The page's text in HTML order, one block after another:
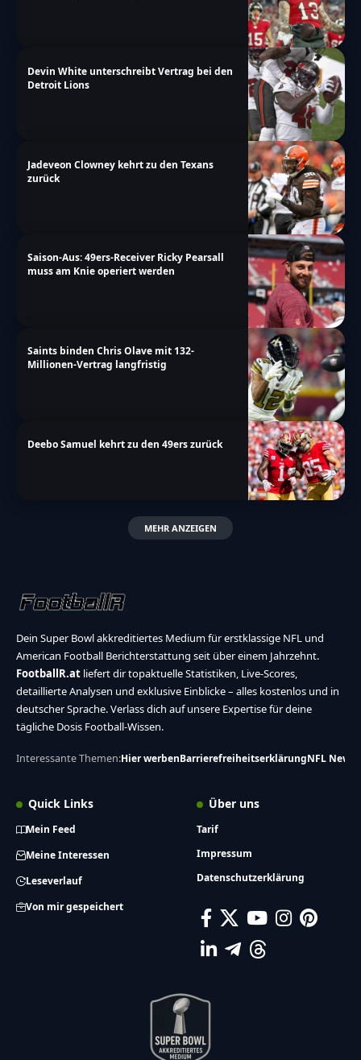
Devin White unterschreibt Vertrag bei den
Detroit Lions
Jadeveon Clowney kehrt zu den Texans
zurück
Saison-Aus: 49ers-Receiver Ricky Pearsall
muss am Knie operiert werden
Saints binden Chris Olave mit 132-
Millionen-Vertrag langfristig
Deebo Samuel kehrt zu den 49ers zurück
MEHR ANZEIGEN
Dein Super Bowl akkreditiertes Medium für erstklassige NFL und
American Football Berichterstattung seit über einem Jahrzehnt.
FootballR.at liefert dir topaktuelle Statistiken, Live-Scores,
detaillierte Analysen und exklusive Einblicke – alles kostenlos und in
deutscher Sprache. Verlass dich auf unsere Expertise für deine
tägliche Dosis Football-Wissen.
Interessante Themen:Hier werbenBarrierefreiheitserklärungNFL News
Quick Links
Mein Feed
Meine Interessen
Leseverlauf
Von mir gespeichert
Über uns
Tarif
Impressum
Datenschutzerklärung